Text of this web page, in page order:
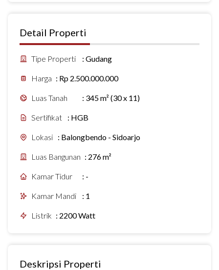
Detail Properti
Tipe Properti : Gudang
Harga : Rp 2.500.000.000
Luas Tanah : 345 m² (30 x 11)
Sertifikat : HGB
Lokasi : Balongbendo - Sidoarjo
Luas Bangunan : 276 m²
Kamar Tidur : -
Kamar Mandi : 1
Listrik : 2200 Watt
Deskripsi Properti